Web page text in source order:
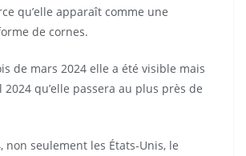
qu’elle apparaît comme une
de cornes.
de mars 2024 elle a été visible mais
2024 qu’elle passera au plus près de
non seulement les États-Unis, le